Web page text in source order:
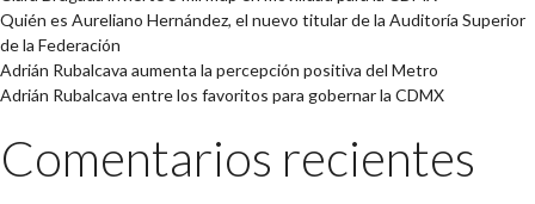
Quién es Aureliano Hernández, el nuevo titular de la Auditoría Superior
de la Federación
Adrián Rubalcava aumenta la percepción positiva del Metro
Adrián Rubalcava entre los favoritos para gobernar la CDMX
Comentarios recientes